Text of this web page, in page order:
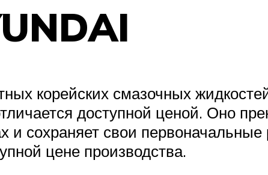
корейских смазочных
доступной ценой. Оно
и сохраняет свои
цене производства.